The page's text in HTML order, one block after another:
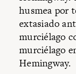
husmea por
extasiado
murciélago
murciélago
Hemingway.